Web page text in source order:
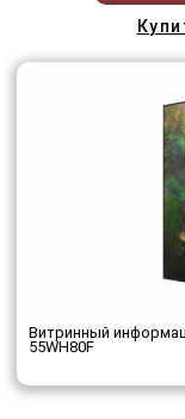
Витринный
55WH80F